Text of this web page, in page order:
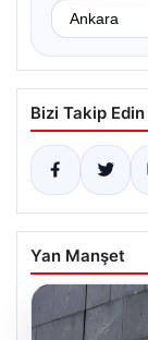
Bizi Takip Edin
Yan Manşet